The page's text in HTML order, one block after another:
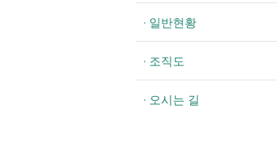
· 일반현황
· 조직도
· 오시는 길